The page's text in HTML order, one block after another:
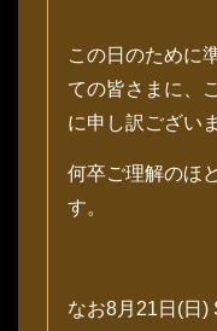
この日のために
ての皆さまに、
に申し訳ござい
何卒ご理解のほ
す。
なお8月21日(日)